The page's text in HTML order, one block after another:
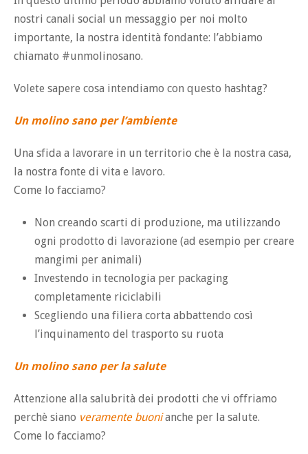
nostri canali social un messaggio per noi molto
importante, la nostra identità fondante: l’abbiamo
chiamato #unmolinosano.
Volete sapere cosa intendiamo con questo hashtag?
Un molino sano per l’ambiente
Una sfida a lavorare in un territorio che è la nostra casa,
la nostra fonte di vita e lavoro.
Come lo facciamo?
Non creando scarti di produzione, ma utilizzando
ogni prodotto di lavorazione (ad esempio per creare
mangimi per animali)
Investendo in tecnologia per packaging
completamente riciclabili
Scegliendo una filiera corta abbattendo così
l’inquinamento del trasporto su ruota
Un molino sano per la salute
Attenzione alla salubrità dei prodotti che vi offriamo
perchè siano veramente buonianche per la salute.
Come lo facciamo?